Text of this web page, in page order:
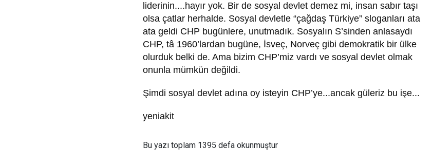
liderinin....hayır yok. Bir de sosyal devlet demez mi, insan sabır taşı
olsa çatlar herhalde. Sosyal devletle “çağdaş Türkiye” sloganları ata
ata geldi CHP bugünlere, unutmadık. Sosyalın S’sinden anlasaydı
CHP, tâ 1960’lardan bugüne, İsveç, Norveç gibi demokratik bir ülke
olurduk belki de. Ama bizim CHP’miz vardı ve sosyal devlet olmak
onunla mümkün değildi.
Şimdi sosyal devlet adına oy isteyin CHP’ye...ancak güleriz bu işe...
yeniakit
Bu yazı toplam 1395 defa okunmuştur